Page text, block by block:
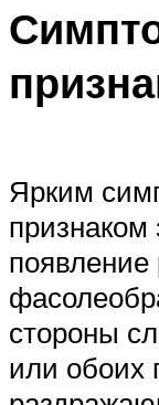
Ярким
признаком
появление
стороны
или обоих